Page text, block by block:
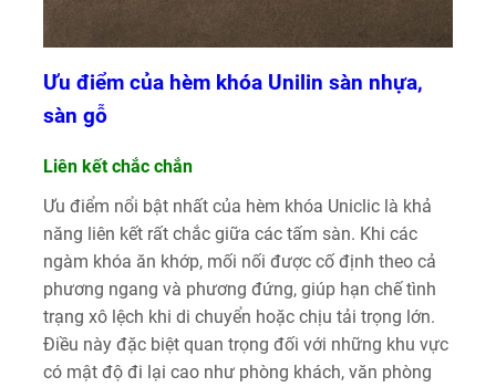
Ưu điểm của hèm khóa Unilin sàn nhựa,
sàn gỗ
Liên kết chắc chắn
Ưu điểm nổi bật nhất của hèm khóa Uniclic là khả
năng liên kết rất chắc giữa các tấm sàn. Khi các
ngàm khóa ăn khớp, mối nối được cố định theo cả
phương ngang và phương đứng, giúp hạn chế tình
trạng xô lệch khi di chuyển hoặc chịu tải trọng lớn.
Điều này đặc biệt quan trọng đối với những khu vực
có mật độ đi lại cao như phòng khách, văn phòng